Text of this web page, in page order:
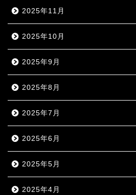
2025年11月
2025年10月
2025年9月
2025年8月
2025年7月
2025年6月
2025年5月
2025年4月